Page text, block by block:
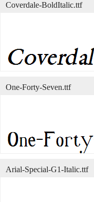
Coverdale-BoldItalic.ttf
One-Forty-Seven.ttf
Arial-Special-G1-Italic.ttf